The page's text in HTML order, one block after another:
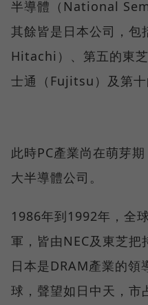
半導體（National
其餘皆是日本公司，包
Hitachi）、第五的東
士通（Fujitsu）及第
此時PC產業尚在萌芽
大半導體公司。
1986年到1992年，全
軍，皆由NEC及東芝把
日本是DRAM產業的領
球，聲望如日中天，市